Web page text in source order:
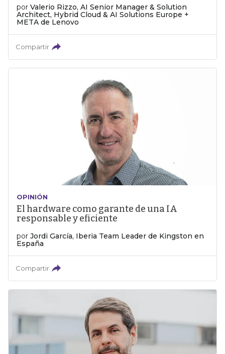
por Valerio Rizzo, AI Senior Manager & Solution
Architect, Hybrid Cloud & AI Solutions Europe +
META de Lenovo
Compartir
OPINIÓN
El hardware como garante de una IA
responsable y eficiente
por Jordi García, Iberia Team Leader de Kingston en
España
Compartir